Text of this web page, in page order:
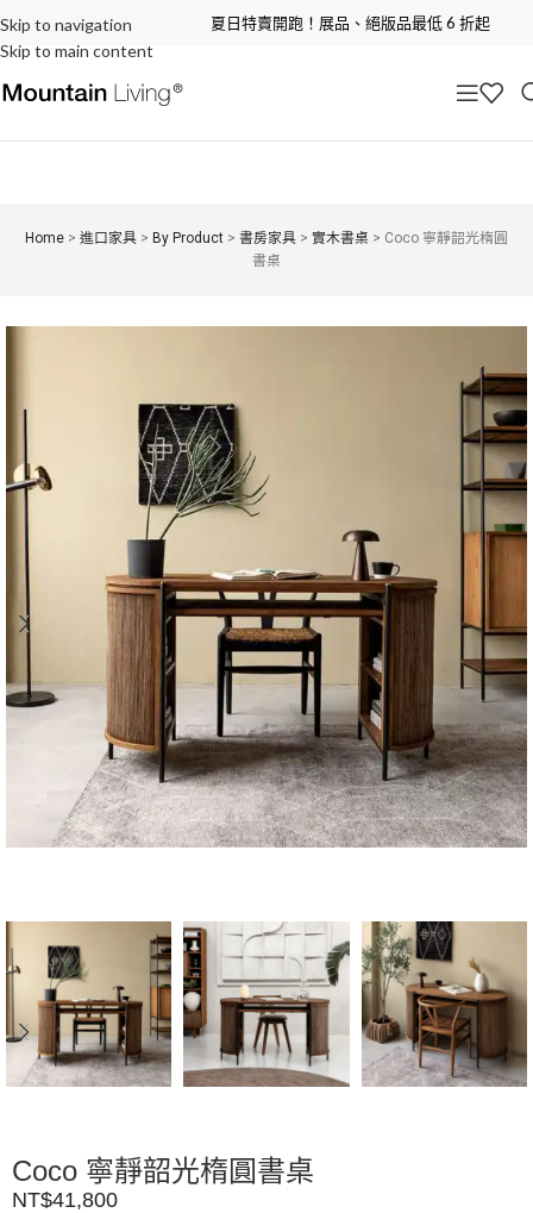
Skip to navigation
Skip to main content
夏日特賣開跑！展品、絕版品最低 6 折起
Home> 進口家具> By Product> 書房家具> 實木書桌> Coco 寧靜韶光楕圓
書桌
Coco 寧靜韶光楕圓書桌
NT$41,800